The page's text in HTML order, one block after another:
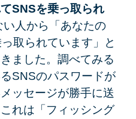
SNSを乗っ取られ
人から「あなたの
取られています」と
ました。調べてみる
SNSのパスワードが
ッセージが勝手に送
れは「フィッシング